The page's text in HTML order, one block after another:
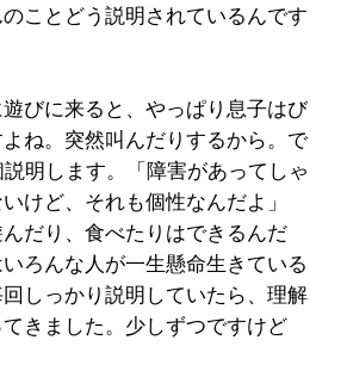
ことどう説明されているんです
びに来ると、やっぱり息子はび
ね。突然叫んだりするから。で
明します。「障害があってしゃ
けど、それも個性なんだよ」
んだり、食べたりはできるんだ
ろんな人が一生懸命生きている
しっかり説明していたら、理解
きました。少しずつですけど